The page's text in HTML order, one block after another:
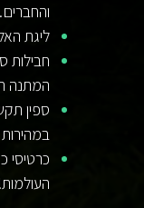
ליגת
חבילות
המתנה
ספין
במהירות
כרטיסי
העולמות!